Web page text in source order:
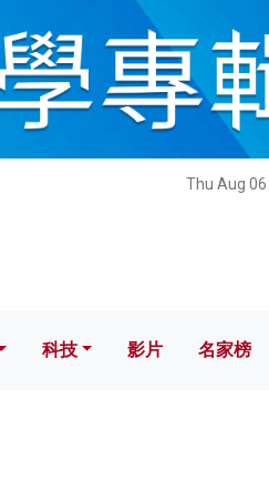
Thu Aug
科技 影片 名家
科技 影片 名家榜